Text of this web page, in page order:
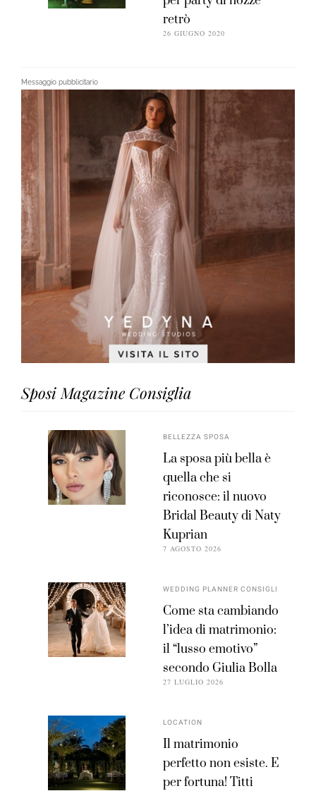
retrò
26 GIUGNO 2020
Messaggio pubblicitario
Sposi Magazine Consiglia
BELLEZZA SPOSA
La sposa più bella è
quella che si
riconosce: il nuovo
Bridal Beauty di Naty
Kuprian
7 AGOSTO 2026
WEDDING PLANNER CONSIGLI
Come sta cambiando
l’idea di matrimonio:
il “lusso emotivo”
secondo Giulia Bolla
27 LUGLIO 2026
LOCATION
Il matrimonio
perfetto non esiste. E
per fortuna! Titti